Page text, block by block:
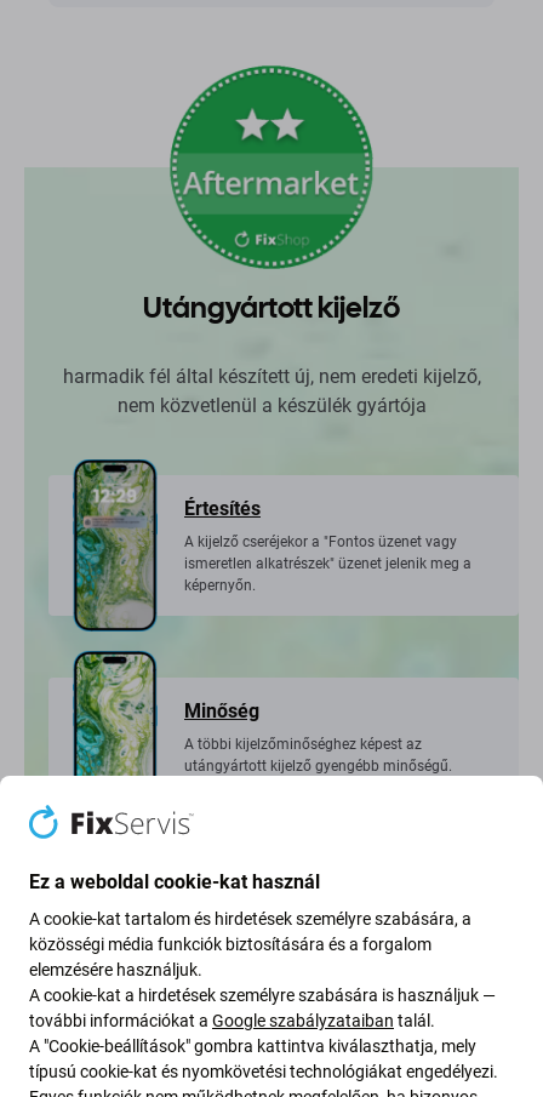
Utángyártott kijelző
harmadik fél által készített új, nem eredeti kijelző,
nem közvetlenül a készülék gyártója
Értesítés
A kijelző cseréjekor a "Fontos üzenet vagy
ismeretlen alkatrészek" üzenet jelenik meg a
képernyőn.
Minőség
A többi kijelzőminőséghez képest az
utángyártott kijelző gyengébb minőségű.
A teljes kijelző + érintőüveg + előlap mindig
Ez a weboldal cookie-kat használ
A cookie-kat tartalom és hirdetések személyre szabására, a
közösségi média funkciók biztosítására és a forgalom
elemzésére használjuk.
A cookie-kat a hirdetések személyre szabására is használjuk —
további információkat a Google szabályzataiban talál.
A "Cookie-beállítások" gombra kattintva kiválaszthatja, mely
típusú cookie-kat és nyomkövetési technológiákat engedélyezi.